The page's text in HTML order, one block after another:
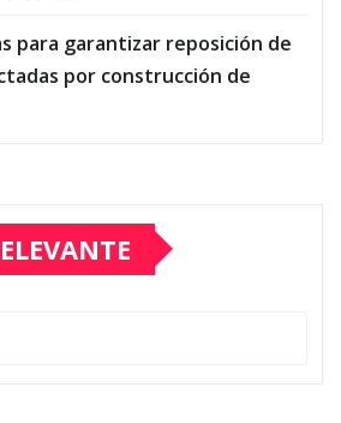
para garantizar reposición de
por construcción de